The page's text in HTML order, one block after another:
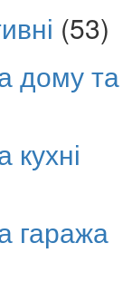
(53)
дому та
гаража